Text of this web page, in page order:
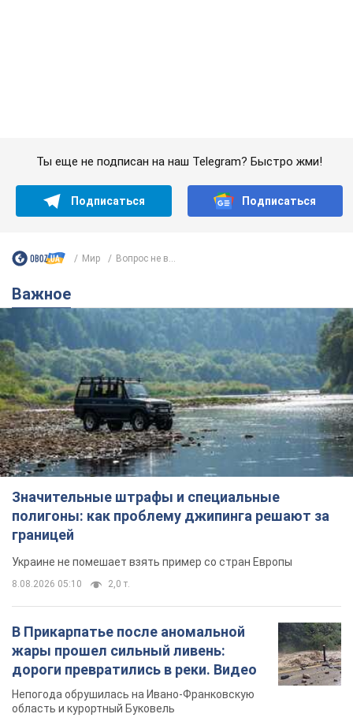
Значительные штрафы и специальные
полигоны: как проблему джипинга решают за
границей
Украине не помешает взять пример со стран Европы
8.08.2026 05:10 2,0 т.
В Прикарпатье после аномальной
жары прошел сильный ливень:
дороги превратились в реки. Видео
Непогода обрушилась на Ивано-Франковскую
область и курортный Буковель
23,7 т.
Женщине начислили 729 тыс. грн
долга за газ из-за показаний
неисправного счетчика: судья
вынес неожиданное решение
Нужно ли платить долг из-за доначисления
6 годин тому 30,7 т.